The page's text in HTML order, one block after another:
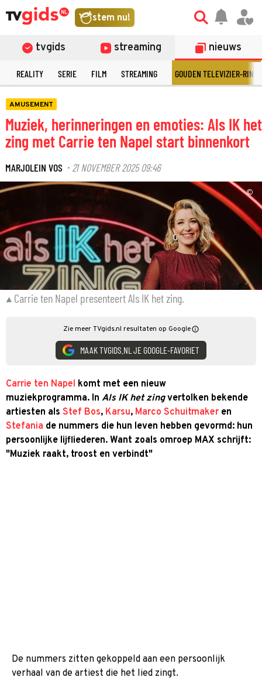
stem nu!
tvgids streaming nieuws
REALITY SERIE FILM STREAMING GOUDEN TELEVIZIER-RING
AMUSEMENT
Muziek, herinneringen en emoties: Als IK het
zing met Carrie ten Napel start binnenkort
MARJOLEIN VOS · 21 NOVEMBER 2025 09:46
©
Carrie ten Napel presenteert Als IK het zing.
Zie meer TVgids.nl resultaten op Google
MAAK TVGIDS.NL JE GOOGLE-FAVORIET
Carrie ten Napel komt met een nieuw
muziekprogramma. In Als IK het zingvertolken bekende
artiesten als Stef Bos, Karsu, Marco Schuitmaker en
Stefania de nummers die hun leven hebben gevormd: hun
persoonlijke lijfliederen. Want zoals omroep MAX schrijft:
"Muziek raakt, troost en verbindt"
De nummers zitten gekoppeld aan een persoonlijk
verhaal van de artiest die het lied zingt.